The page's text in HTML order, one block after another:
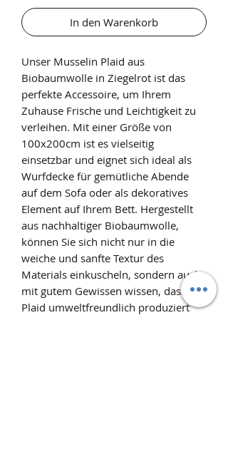
In den Warenkorb
Unser Musselin Plaid aus
Biobaumwolle in Ziegelrot ist das
perfekte Accessoire, um Ihrem
Zuhause Frische und Leichtigkeit zu
verleihen. Mit einer Größe von
100x200cm ist es vielseitig
einsetzbar und eignet sich ideal als
Wurfdecke für gemütliche Abende
auf dem Sofa oder als dekoratives
Element auf Ihrem Bett. Hergestellt
aus nachhaltiger Biobaumwolle,
können Sie sich nicht nur in die
weiche und sanfte Textur des
Materials einkuscheln, sondern auch
mit gutem Gewissen wissen, dass das
Plaid umweltfreundlich produziert